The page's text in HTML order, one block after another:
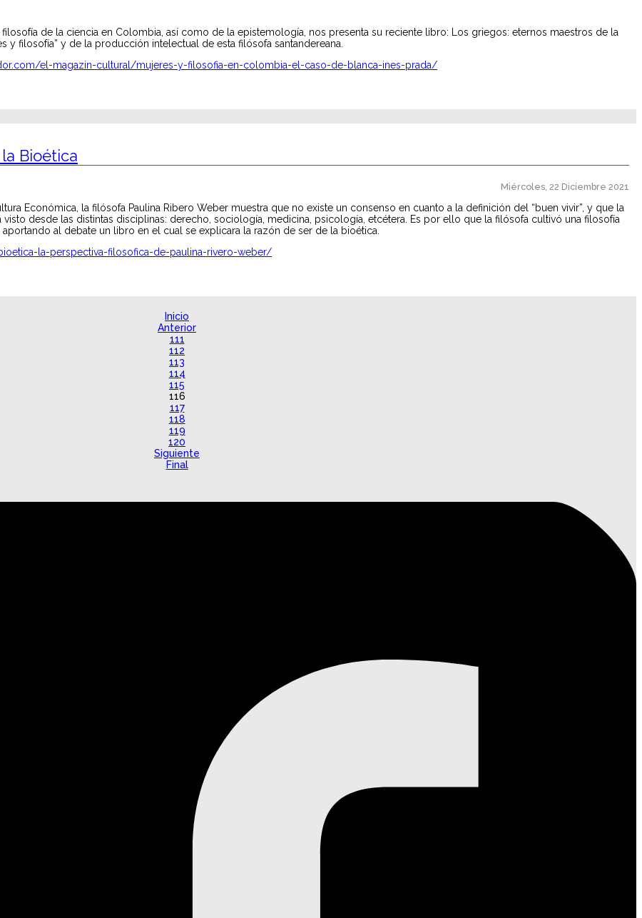
de la ciencia en Colombia, así como de la epistemología, nos presenta su reciente libro: Los griegos: eternos maestros de la
y filosofía” y de la producción intelectual de esta filósofa santandereana.
el-magazin-cultural/mujeres-y-filosofia-en-colombia-el-caso-de-blanca-ines-prada/
Bioética
Miércoles, 22 Diciembre 2021
Económica, la filósofa Paulina Ribero Weber muestra que no existe un consenso en cuanto a la definición del “buen vivir”, y que la
desde las distintas disciplinas: derecho, sociología, medicina, psicología, etcétera. Es por ello que la filósofa cultivó una filosofía
al debate un libro en el cual se explicara la razón de ser de la bioética.
la-perspectiva-filosofica-de-paulina-rivero-weber/
Inicio
Anterior
111
112
113
114
115
116
117
118
119
120
Siguiente
Final